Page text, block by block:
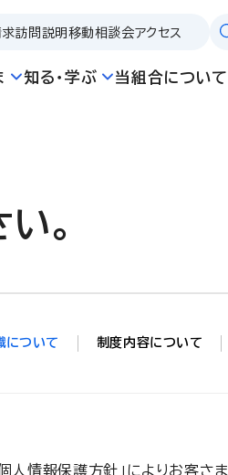
訪問説明 移動相談会アクセス
知る・学ぶ 当組合について
。
について
制度内容について
情報保護方針」によりお客さ